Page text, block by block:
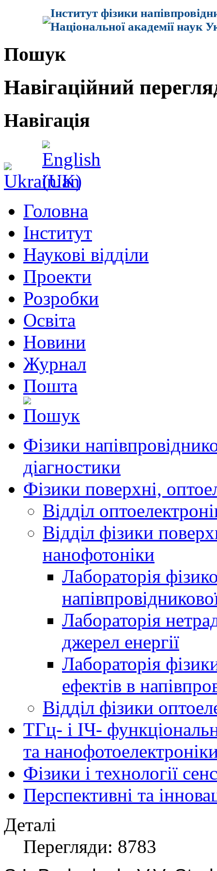
Інститут фізики
Національної академії наук
Пошук
Навігаційний
Навігація
Головна
Інститут
Наукові відділи
Проекти
Розробки
Освіта
Новини
Журнал
Пошта
Фізики
діагностики
Фізики поверхні,
Відділ
Відділ фізики
нанофотоніки
Лабораторія
Лабораторія
джерел енергії
Лабораторія
ефектів в
Відділ фізики
ТГц- і ІЧ-
та
Фізики і технології
Перспективні та
Деталі
Перегляди: 8783